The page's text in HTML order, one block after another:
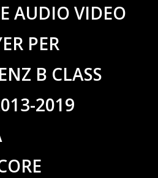
AUDIO VIDEO
PER
B CLASS
2019